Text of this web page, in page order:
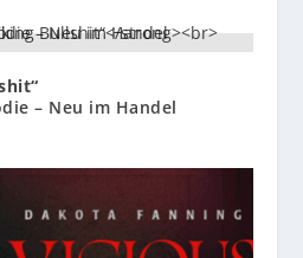
– Neu im Handel